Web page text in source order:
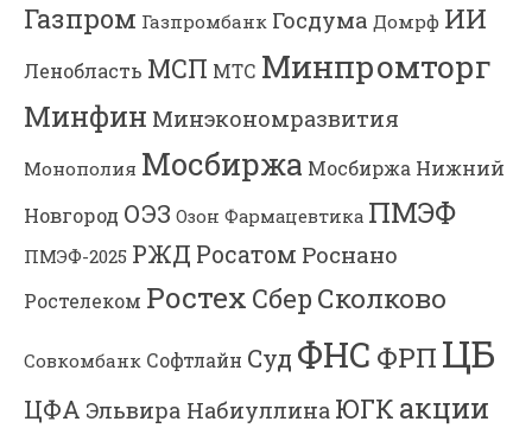
Газпром Газпромбанк Госдума Домрф ИИ
Ленобласть МСП МТС Минпромторг
Минфин Минэкономразвития
Монополия Мосбиржа Мосбиржа Нижний
Новгород ОЭЗ Озон Фармацевтика ПМЭФ
ПМЭФ-2025 РЖД Росатом Роснано
Ростелеком Ростех Сбер Сколково
Совкомбанк Софтлайн Суд ФНС ФРП ЦБ
ЦФА Эльвира Набиуллина ЮГК акции